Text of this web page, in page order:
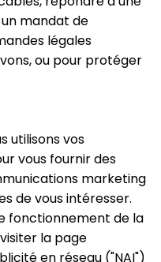
mandat de
légales
ou pour protéger
utilisons vos
vous fournir des
marketing
de vous intéresser.
fonctionnement de la
la page
en réseau ("NAI")